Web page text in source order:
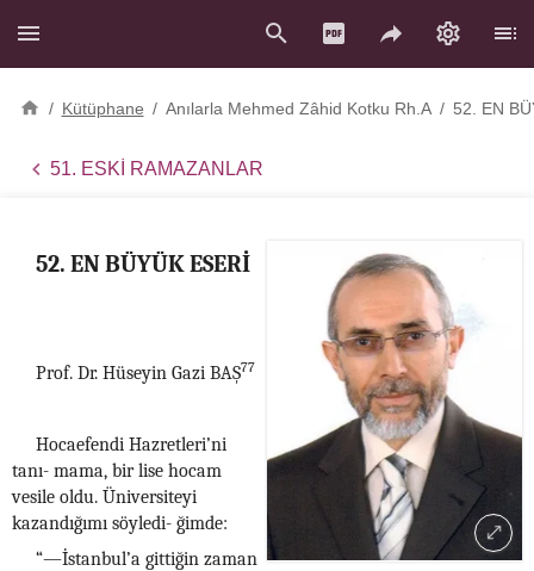
/ Kütüphane / Anılarla Mehmed Zâhid Kotku Rh.A / 52. EN
51. ESKİ RAMAZANLAR
52. EN BÜYÜK ESERİ
Prof. Dr. Hüseyin Gazi BAŞ77
Hocaefendi Hazretleri’ni
tanı- mama, bir lise hocam
vesile oldu. Üniversiteyi
kazandığımı söyledi- ğimde:
“—İstanbul’a gittiğin zaman